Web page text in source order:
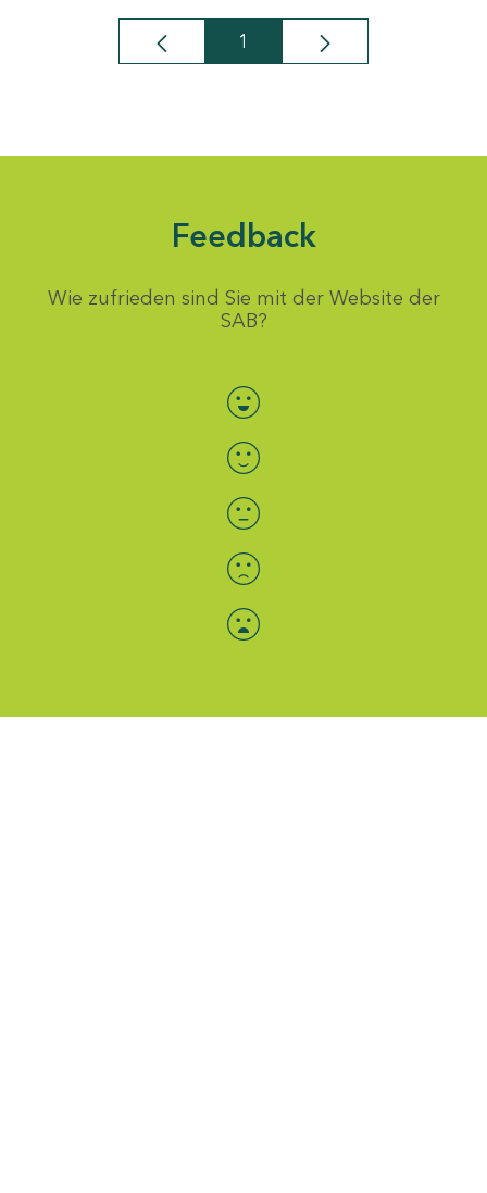
Seite
1
Feedback
Wie zufrieden sind Sie mit der Website der
SAB?
Bewertung auswählen